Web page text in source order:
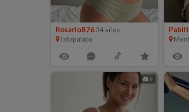
Rosario87634 años
Ixtapalapa
6